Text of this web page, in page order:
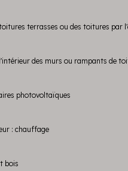
terrasses ou des toitures par
des murs ou rampants de
photovoltaïques
: chauffage
bois